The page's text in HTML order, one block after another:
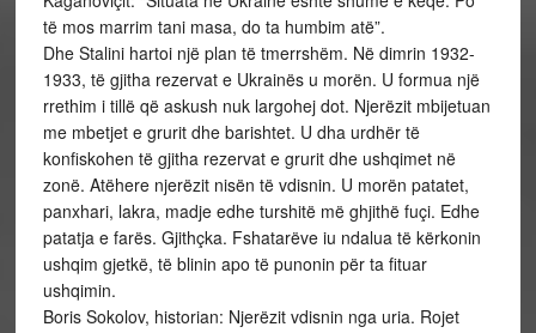
të mos marrim tani masa, do ta humbim atë”.
Dhe Stalini hartoi një plan të tmerrshëm. Në dimrin 1932-
1933, të gjitha rezervat e Ukrainës u morën. U formua një
rrethim i tillë që askush nuk largohej dot. Njerëzit mbijetuan
me mbetjet e grurit dhe barishtet. U dha urdhër të
konfiskohen të gjitha rezervat e grurit dhe ushqimet në
zonë. Atëhere njerëzit nisën të vdisnin. U morën patatet,
panxhari, lakra, madje edhe turshitë më ghjithë fuçi. Edhe
patatja e farës. Gjithçka. Fshatarëve iu ndalua të kërkonin
ushqim gjetkë, të blinin apo të punonin për ta fituar
ushqimin.
Boris Sokolov, historian: Njerëzit vdisnin nga uria. Rojet